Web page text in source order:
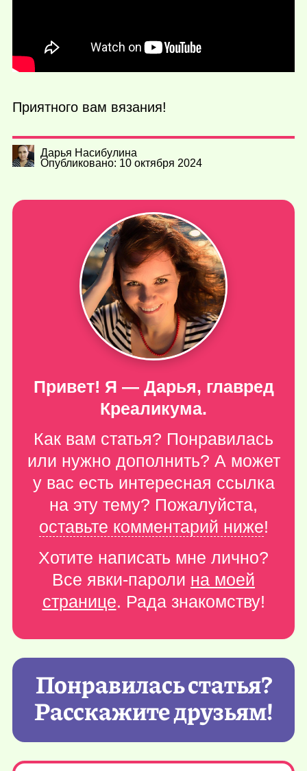
Приятного вам вязания!
Дарья Насибулина
Опубликовано: 10 октября 2024
Привет! Я — Дарья, главред
Креаликума.
Как вам статья? Понравилась
или нужно дополнить? А может
у вас есть интересная ссылка
на эту тему? Пожалуйста,
оставьте комментарий ниже!
Хотите написать мне лично?
Все явки-пароли на моей
странице. Рада знакомству!
Понравилась статья?
Расскажите друзьям!